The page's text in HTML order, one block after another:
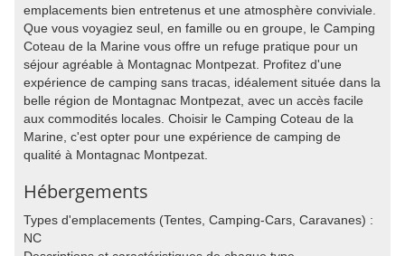
emplacements bien entretenus et une atmosphère conviviale.
Que vous voyagiez seul, en famille ou en groupe, le Camping
Coteau de la Marine vous offre un refuge pratique pour un
séjour agréable à Montagnac Montpezat. Profitez d'une
expérience de camping sans tracas, idéalement située dans la
belle région de Montagnac Montpezat, avec un accès facile
aux commodités locales. Choisir le Camping Coteau de la
Marine, c'est opter pour une expérience de camping de
qualité à Montagnac Montpezat.
Hébergements
Types d'emplacements (Tentes, Camping-Cars, Caravanes) :
NC